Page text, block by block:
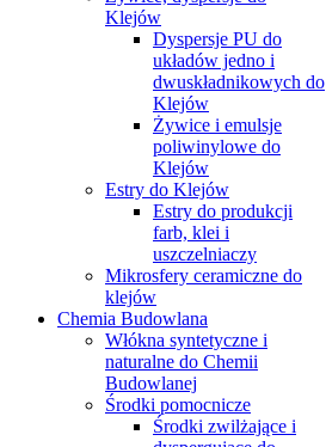
Klejów
Dyspersje PU do
układów jedno i
dwuskładnikowych do
Klejów
Żywice i emulsje
poliwinylowe do
Klejów
Estry do Klejów
Estry do produkcji
farb, klei i
uszczelniaczy
Mikrosfery ceramiczne do
klejów
Chemia Budowlana
Włókna syntetyczne i
naturalne do Chemii
Budowlanej
Środki pomocnicze
Środki zwilżające i